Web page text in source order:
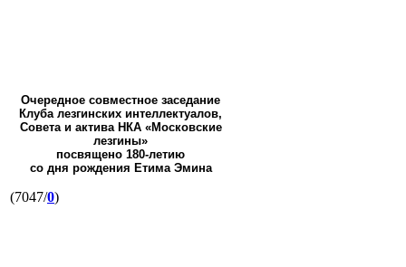
Очередное совместное заседание
Клуба лезгинских интеллектуалов,
Совета и актива НКА «Московские
лезгины»
посвящено 180-летию
со дня рождения Етима Эмина
(7047/0)